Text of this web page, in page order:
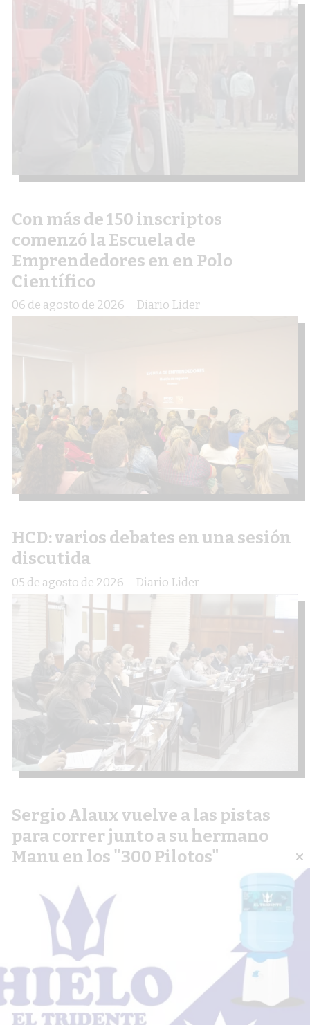
Con más de 150 inscriptos
comenzó la Escuela de
Emprendedores en en Polo
Científico
Diario Lider
06 de agosto de 2026
HCD: varios debates en una sesión
discutida
Diario Lider
05 de agosto de 2026
Sergio Alaux vuelve a las pistas
para correr junto a su hermano
Manu en los "300 Pilotos"